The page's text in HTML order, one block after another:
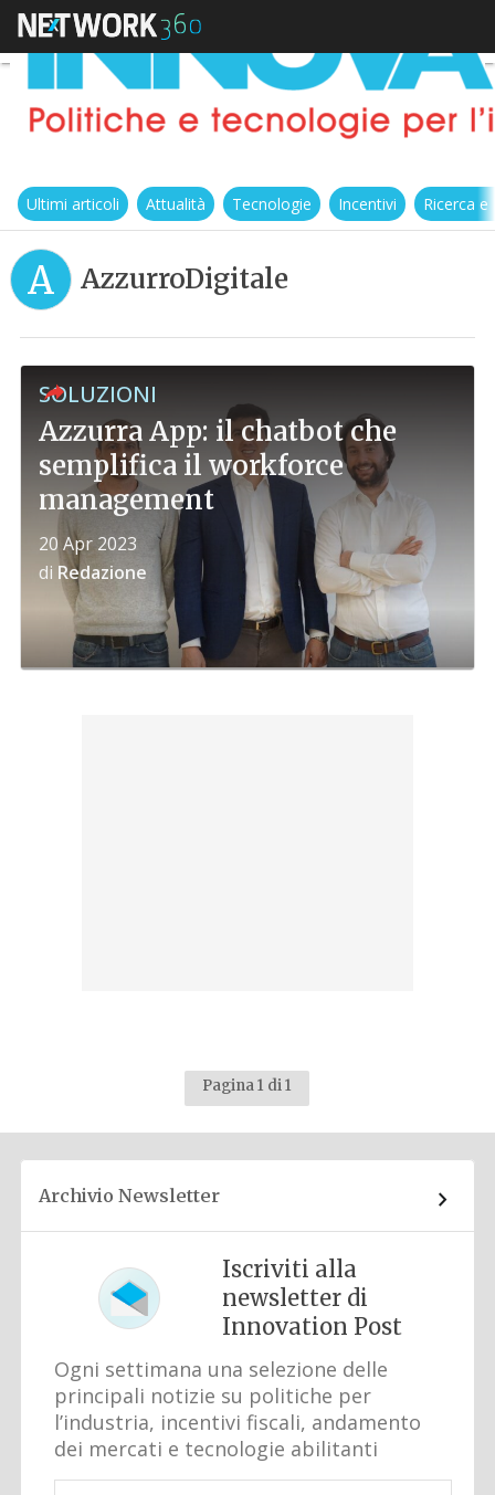
Ultimi articoli Attualità Tecnologie Incentivi Ricerca
A AzzurroDigitale
SOLUZIONI
Azzurra App: il chatbot che
semplifica il workforce
management
20 Apr 2023
di Redazione
Pagina 1 di 1
Archivio Newsletter
Iscriviti alla
newsletter di
Innovation Post
Ogni settimana una selezione delle
principali notizie su politiche per
l’industria, incentivi fiscali, andamento
dei mercati e tecnologie abilitanti